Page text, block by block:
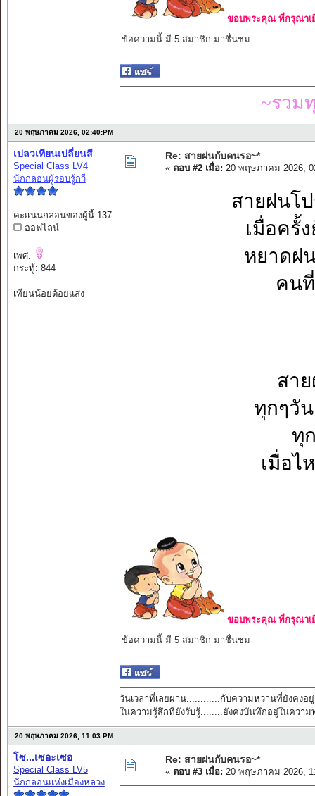
ขอบพระคุณ ที่กรุณาเ
ข้อความนี้ มี 5 สมาชิก มาชื่นชม
~รวม
20 พฤษภาคม 2026, 02:40:PM
เปลวเทียนเปลี่ยนสี
Special Class LV4
นักกลอนผู้รอบรู้กวี
คะแนนกลอนของผู้นี้ 137
ออฟไลน์
เพศ:
กระทู้: 844
เทียนน้อยด้อยแสง
Re: สายฝนกับคนรอ~*
« ตอบ #2 เมื่อ: 20 พฤษภาคม 2026,
สายฝนโ
เมื่อครั้
หยาดฝ
คน
สา
ทุกๆวั
ทุ
เมื่อไ
ขอบพระคุณ ที่กรุณาเ
ข้อความนี้ มี 5 สมาชิก มาชื่นชม
วันเวลาที่เลยผ่าน............กับความหวานที่ยังคงอยู่
ในความรู้สึกที่ยังรับรู้........ยังคงบันทึกอยู่ในความ
20 พฤษภาคม 2026, 11:03:PM
โซ...เซอะเซอ
Special Class LV5
นักกลอนแห่งเมืองหลวง
Re: สายฝนกับคนรอ~*
« ตอบ #3 เมื่อ: 20 พฤษภาคม 2026,